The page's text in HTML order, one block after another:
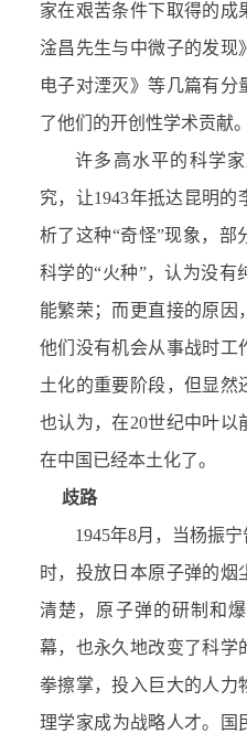
家在艰苦条件下取得的成
淦昌先生与中微子的发现
电子对湮灭》等几篇有分
了他们的开创性学术贡献。
许多高水平的科学
究，让1943年抵达昆明
析了这种“奇怪”现象，部
科学的“火种”，认为没有
能繁荣；而更直接的原因
他们没有机会从事战时工
土化的重要阶段，但显然
也认为，在20世纪中叶以
在中国已经本土化了。
歧路
1945年8月，当杨振
时，投放日本原子弹的烟
清楚，原子弹的研制和
幕，也永久地改变了科学
拳擦掌，投入巨大的人力
理学家成为战略人才。国